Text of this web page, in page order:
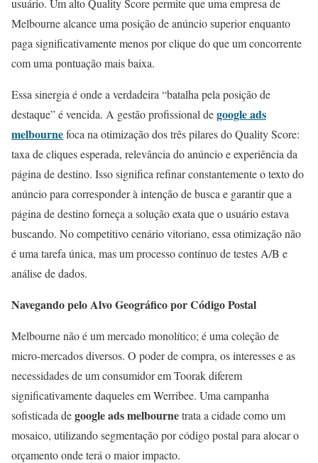
usuário. Um alto Quality Score permite que uma empresa de
Melbourne alcance uma posição de anúncio superior enquanto
paga significativamente menos por clique do que um concorrente
com uma pontuação mais baixa.
Essa sinergia é onde a verdadeira “batalha pela posição de
destaque” é vencida. A gestão profissional degoogle ads
melbournefoca na otimização dos três pilares do Quality Score:
taxa de cliques esperada, relevância do anúncio e experiência da
página de destino. Isso significa refinar constantemente o texto do
anúncio para corresponder à intenção de busca e garantir que a
página de destino forneça a solução exata que o usuário estava
buscando. No competitivo cenário vitoriano, essa otimização não
é uma tarefa única, mas um processo contínuo de testes A/B e
análise de dados.
Navegando pelo Alvo Geográfico por Código Postal
Melbourne não é um mercado monolítico; é uma coleção de
micro-mercados diversos. O poder de compra, os interesses e as
necessidades de um consumidor em Toorak diferem
significativamente daqueles em Werribee. Uma campanha
sofisticada degoogle ads melbournetrata a cidade como um
mosaico, utilizando segmentação por código postal para alocar o
orçamento onde terá o maior impacto.